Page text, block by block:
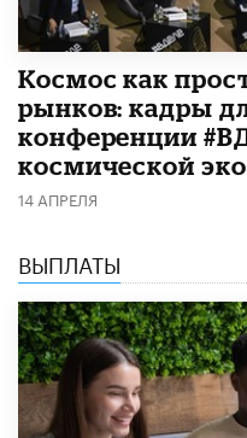
Космос как
рынков: кадры
конференции
космической
14 АПРЕЛЯ
ВЫПЛАТЫ